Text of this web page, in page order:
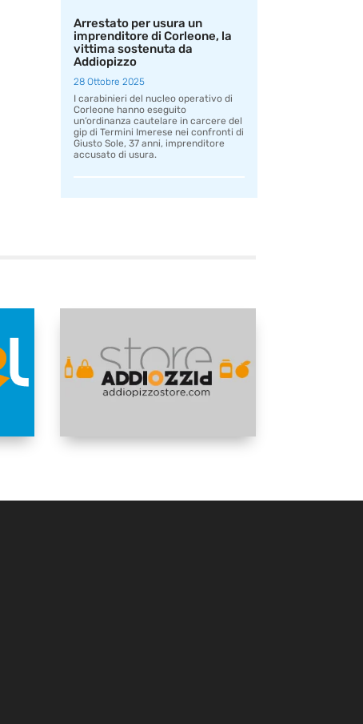
Arrestato per usura un
imprenditore di Corleone, la
vittima sostenuta da
Addiopizzo
28 Ottobre 2025
I carabinieri del nucleo operativo di
Corleone hanno eseguito
un’ordinanza cautelare in carcere del
gip di Termini Imerese nei confronti di
Giusto Sole, 37 anni, imprenditore
accusato di usura.